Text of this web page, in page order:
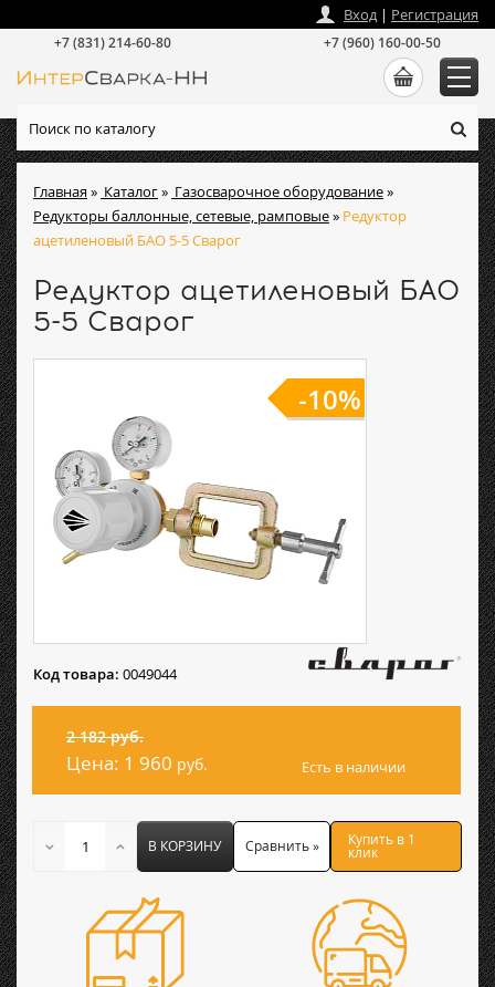
Главная» Каталог» Газосварочное оборудование»
Редукторы баллонные, сетевые, рамповые» Редуктор
ацетиленовый БАО 5-5 Сварог
Редуктор ацетиленовый БАО
5-5 Сварог
-10%
Код товара: 0049044
2 182 руб.
Цена: 1 960 руб. Есть в наличии
В КОРЗИНУ Сравнить » Купить в 1
клик
Вход| Регистрация
+7 (831) 214-60-80 +7 (960) 160-00-50